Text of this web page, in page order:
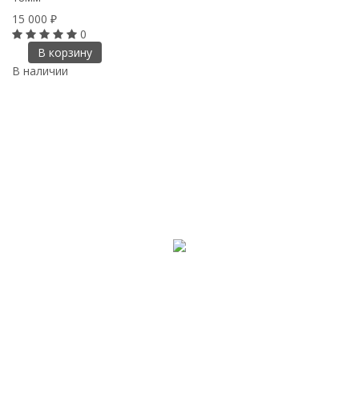
15 000 ₽
0
В корзину
В наличии